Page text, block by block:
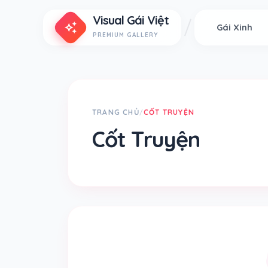
auto_awesome Visual Gái Việt
PREMIUM GALLERY
Gái Xinh
TRANG CHỦ/CỐT TRUYỆN
Cốt Truyện